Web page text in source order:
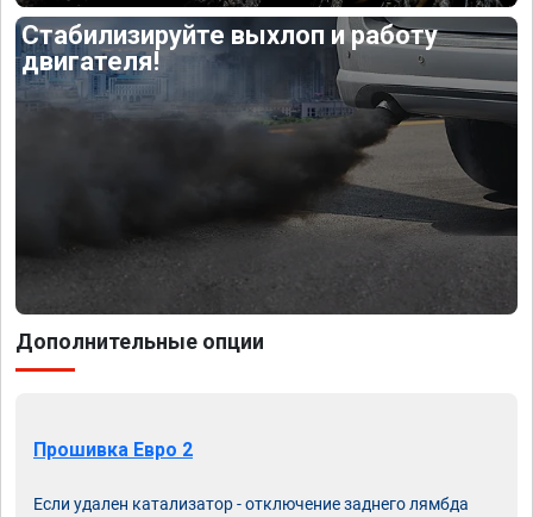
Стабилизируйте выхлоп и работу
двигателя!
Дополнительные опции
Прошивка Евро 2
Если удален катализатор - отключение заднего лямбда